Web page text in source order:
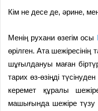
Кім не десе де, әрине, мен
Менің рухани өзегім осы
өрілген. Ата
шұғылдануы маған
тарих өз-өзіңді
керемет құралы
машығында шежіре